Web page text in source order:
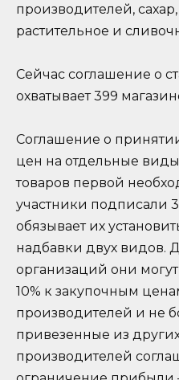
производителей,
растительное и
Сейчас соглашение о
охватывает 399
Соглашение о
цен на отдельные
товаров первой
участники подписали
обязывает их
надбавки двух видов.
организаций они могут
10% к закупочным
производителей и не
привезенные из
производителей